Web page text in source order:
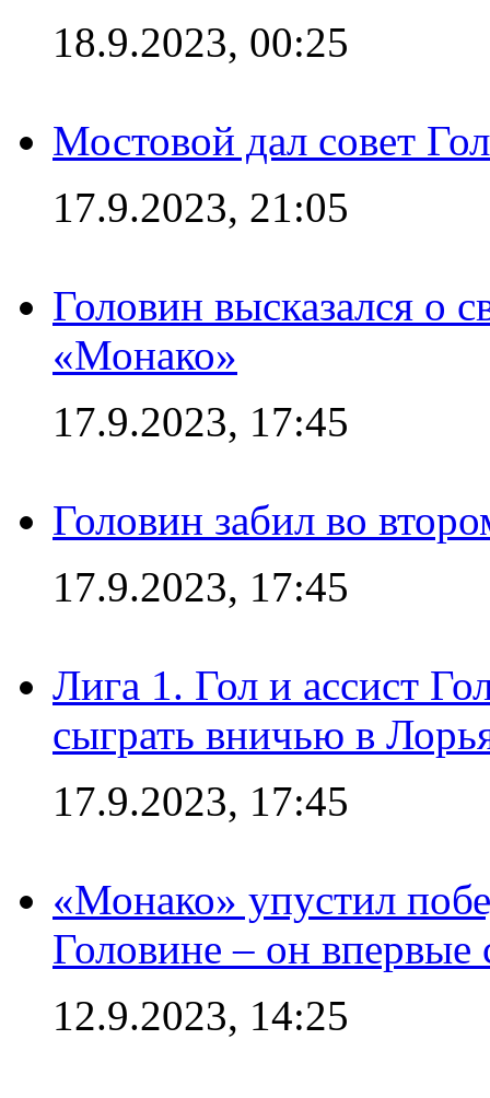
18.9.2023, 00:25
Мостовой дал совет
17.9.2023, 21:05
Головин высказался о
«Монако»
17.9.2023, 17:45
Головин забил во
17.9.2023, 17:45
Лига 1. Гол и ассист
сыграть вничью в
17.9.2023, 17:45
«Монако» упустил
Головине – он впервые
12.9.2023, 14:25